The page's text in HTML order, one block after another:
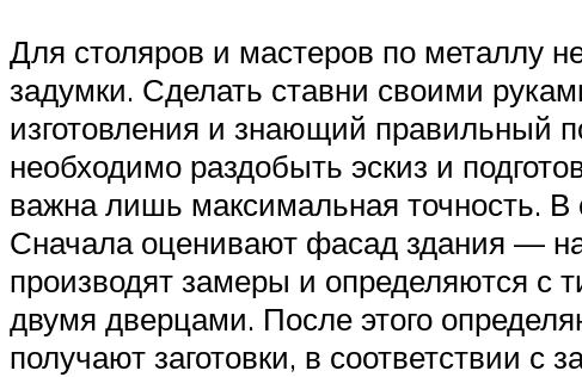
Для столяров и мастеров по металлу
задумки. Сделать ставни своими
изготовления и знающий правильный
необходимо раздобыть эскиз и
важна лишь максимальная точность.
Сначала оценивают фасад здания —
производят замеры и определяются с
двумя дверцами. После этого
получают заготовки, в соответствии